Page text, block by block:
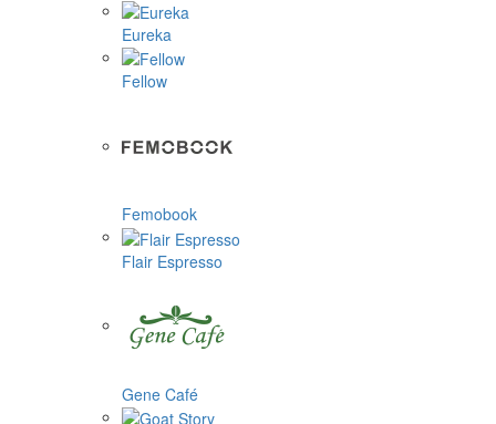
Eureka
Fellow
Femobook
Flair Espresso
Gene Café